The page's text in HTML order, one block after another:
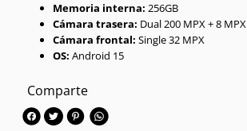
Memoria interna: 256GB
Cámara trasera: Dual 200 MPX + 8 MPX
Cámara frontal: Single 32 MPX
OS: Android 15
Comparte